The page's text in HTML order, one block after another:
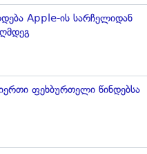
Apple-ის სარჩელიდან
ფეხბურთელი წინდებსა